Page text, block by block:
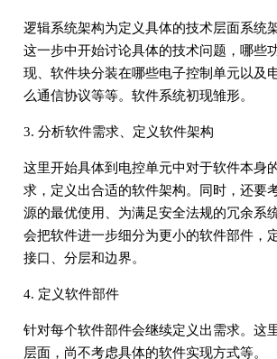
逻辑系统架构为定义具体的技术层面系统
这一步中开始讨论具体的技术问题，哪些
现、软件块分装在哪些电子控制单元以及
么通信协议等等。软件系统初现雏形。
3. 分析软件需求、定义软件架构
这里开始具体到电控单元中对于软件本身
求，定义出合适的软件架构。同时，还要
源的最优使用、为满足安全法规的冗余系
会把软件进一步细分为更小的软件部件，
接口、分层和边界。
4. 定义软件部件
针对每个软件部件会继续定义出需求。这
层面，尚不考虑具体的软件实现方式等。